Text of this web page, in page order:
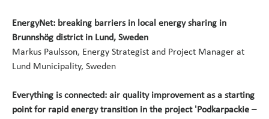
EnergyNet: breaking barriers in local energy sharing in
Brunnshög district in Lund, Sweden
Markus Paulsson, Energy Strategist and Project Manager at
Lund Municipality, Sweden
Everything is connected: air quality improvement as a starting
point for rapid energy transition in the project 'Podkarpackie –